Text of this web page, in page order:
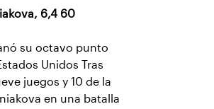
6,4 60
su octavo punto
Unidos Tras
juegos y 10 de la
en una batalla